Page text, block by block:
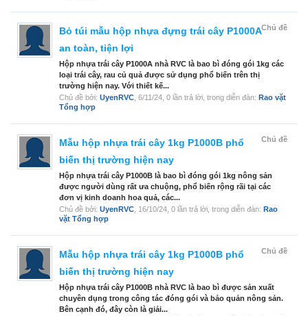
Chủ đề
Bỏ túi mẫu hộp nhựa đựng trái cây P1000A
an toàn, tiện lợi
Hộp nhựa trái cây P1000A nhà RVC là bao bì đóng gói 1kg các
loại trái cây, rau củ quả được sử dụng phổ biến trên thị
trường hiện nay. Với thiết kế...
Chủ đề bởi: UyenRVC 6/11/24 , 0 lần trả lời, trong diễn đàn: Rao vặt
Tổng hợp
Chủ đề
Mẫu hộp nhựa trái cây 1kg P1000B phổ
biến thị trường hiện nay
Hộp nhựa trái cây P1000B là bao bì đóng gói 1kg nông sản
được người dùng rất ưa chuộng, phổ biến rộng rãi tại các
đơn vị kinh doanh hoa quả, các...
Chủ đề bởi: UyenRVC 16/10/24 , 0 lần trả lời, trong diễn đàn: Rao
vặt Tổng hợp
Chủ đề
Mẫu hộp nhựa trái cây 1kg P1000B phổ
biến thị trường hiện nay
Hộp nhựa trái cây P1000B nhà RVC là bao bì được sản xuất
chuyên dụng trong công tác đóng gói và bảo quản nông sản.
Bên cạnh đó, đây còn là giải...